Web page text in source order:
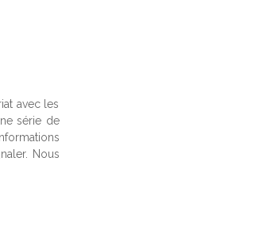
avec les
série de
Nous